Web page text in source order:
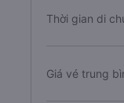
Thời gian di
Giá vé trung